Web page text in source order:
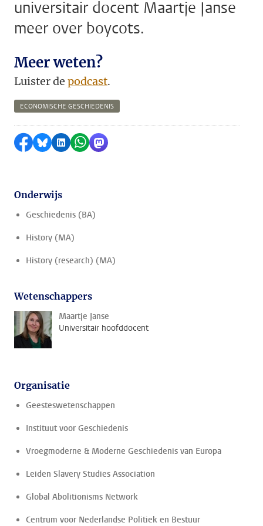
universitair docent Maartje Janse
meer over boycots.
Meer weten?
Luister de podcast.
ECONOMISCHE GESCHIEDENIS
Delen op Facebook
Delen via Bluesky
Delen op LinkedIn
Delen via WhatsApp
Delen via Mastodon
Onderwijs
Geschiedenis (BA)
History (MA)
History (research) (MA)
Wetenschappers
Maartje Janse
Universitair hoofddocent
Organisatie
Geesteswetenschappen
Instituut voor Geschiedenis
Vroegmoderne & Moderne Geschiedenis van Europa
Leiden Slavery Studies Association
Global Abolitionisms Network
Centrum voor Nederlandse Politiek en Bestuur